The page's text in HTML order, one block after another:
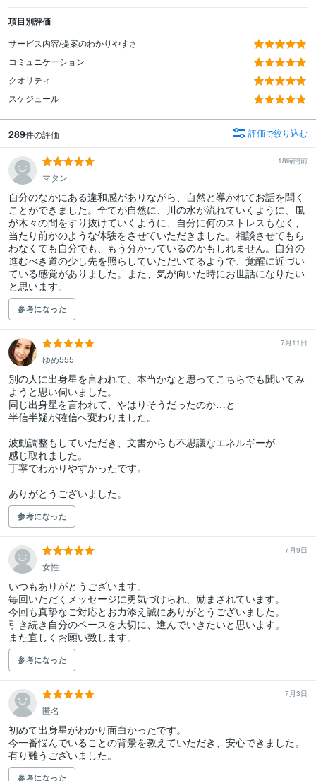
項目別評価
サービス内容/提案のわかりやすさ
コミュニケーション
クオリティ
スケジュール
289件の評価 評価で絞り込む
18時間前
マタン
自分のなかにある違和感がありながら、自然と導かれてお話を聞く
ことができました。全てが自然に、川の水が流れていくように、風
が木々の間をすり抜けていくように、自分に何のストレスもなく、
当たり前かのような体験をさせていただきました。相談させてもら
わなくても自分でも、もう分かっているのかもしれません。自分の
進むべき道の少し先を照らしていただいてるようで、覚醒に近づい
ている感覚がありました。また、気が向いた時にお世話になりたい
と思います。
参考になった
7月11日
ゆめ555
別の人に出身星を言われて、本当かなと思ってこちらでも聞いてみ
ようと思い伺いました。
同じ出身星を言われて、やはりそうだったのか…と
半信半疑が確信へ変わりました。
波動調整もしていただき、文書からも不思議なエネルギーが
感じ取れました。
丁寧でわかりやすかったです。
ありがとうございました。
参考になった
7月9日
女性
いつもありがとうございます。
毎回いただくメッセージに勇気づけられ、励まされています。
今回も真摯なご対応とお力添え誠にありがとうございました。
引き続き自分のペースを大切に、進んでいきたいと思います。
また宜しくお願い致します。
参考になった
7月3日
匿名
初めて出身星がわかり面白かったです。
今一番悩んでいることの背景を教えていただき、安心できました。
有り難うございました。
参考になった